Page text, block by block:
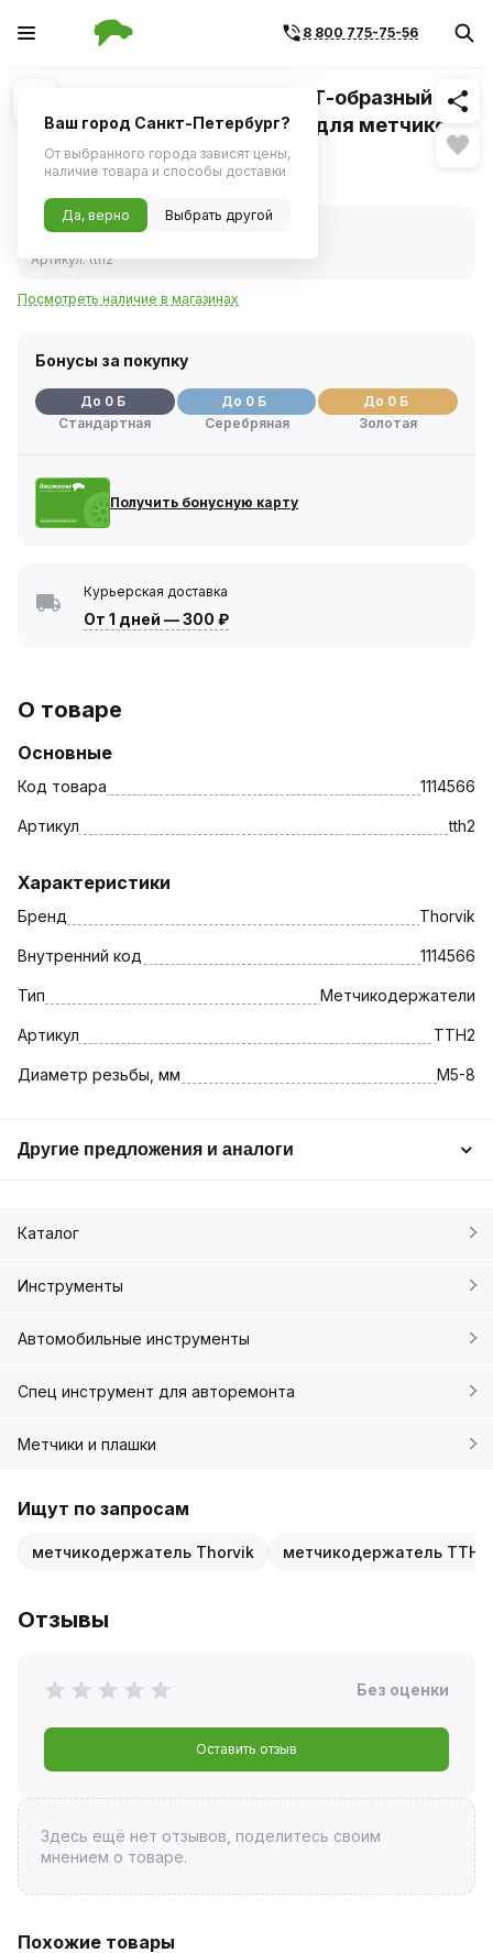
8 800 775-75-56
1/1 Похожие
Вороток-держатель Thorvik Т-образный с
быстрозажимным патроном для метчиков
ручных M5-8
Нет в наличии
Нет в наличии
Артикул:tth2
Посмотреть наличие в магазинах
Бонусы за покупку
До 0 Б
Стандартная
До 0 Б
Серебряная
До 0 Б
Золотая
Получить бонусную карту
Курьерская доставка
От 1 дней —300 ₽
О товаре
Основные
Код товара 1114566
Артикул tth2
Характеристики
Бренд Thorvik
Внутренний код 1114566
Тип Метчикодержатели
Артикул TTH2
Диаметр резьбы, мм M5-8
Другие предложения и аналоги
Каталог
Инструменты
Автомобильные инструменты
Спец инструмент для авторемонта
Метчики и плашки
Ищут по запросам
метчикодержатель Thorvik метчикодержатель TTH2
Отзывы
Без оценки
Оставить отзыв
Здесь ещё нет отзывов, поделитесь своим
мнением о товаре.
Похожие товары
Ваш город Санкт-Петербург?
От выбранного города зависят цены,
наличие товара и способы доставки
Да, верно Выбрать другой